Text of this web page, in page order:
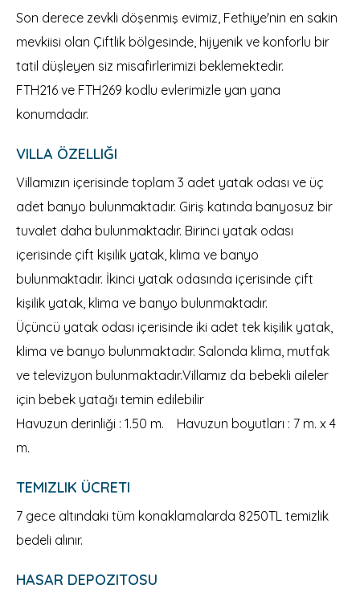
Son derece zevkli döşenmiş evimiz, Fethiye'nin en sakin
mevkiisi olan Çiftlik bölgesinde, hijyenik ve konforlu bir
tatil düşleyen siz misafirlerimizi beklemektedir.
FTH216 ve FTH269 kodlu evlerimizle yan yana
konumdadır.
VILLA ÖZELLIĞI
Villamızın içerisinde toplam 3 adet yatak odası ve üç
adet banyo bulunmaktadır. Giriş katında banyosuz bir
tuvalet daha bulunmaktadır. Birinci yatak odası
içerisinde çift kişilik yatak, klima ve banyo
bulunmaktadır. İkinci yatak odasında içerisinde çift
kişilik yatak, klima ve banyo bulunmaktadır.
Üçüncü yatak odası içerisinde iki adet tek kişilik yatak,
klima ve banyo bulunmaktadır. Salonda klima, mutfak
ve televizyon bulunmaktadır.Villamız da bebekli aileler
için bebek yatağı temin edilebilir
Havuzun derinliği : 1.50 m. Havuzun boyutları : 7 m. x 4
m.
TEMIZLIK ÜCRETI
7 gece altındaki tüm konaklamalarda 8250TL temizlik
bedeli alınır.
HASAR DEPOZITOSU